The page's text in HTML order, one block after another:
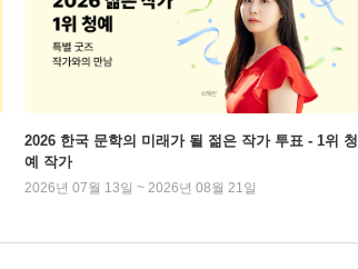
2026 한국 문학의 미래가 될 젊은 작가 투표 - 1위 청
예 작가
2026년 07월 13일 ~ 2026년 08월 21일